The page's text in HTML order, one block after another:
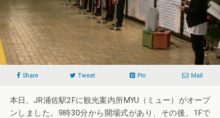
Share Tweet Pin Mail
本日、JR浦佐駅2Fに観光案内所MYU（ミュー）がオープ
ンしました。9時30分から開場式があり、その後、1Fで